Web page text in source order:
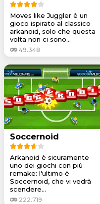
Moves like Juggler è un
gioco ispirato al classico
arkanoid, solo che questa
volta non ci sono...
49.348
Soccernoid
Arkanoid è sicuramente
uno dei giochi con più
remake: l'ultimo è
Soccernoid, che vi vedrà
scendere...
222.719